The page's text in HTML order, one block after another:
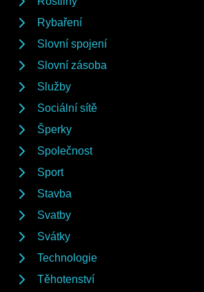
Rybaření
Slovní spojení
Slovní zásoba
Služby
Sociální sítě
Šperky
Společnost
Sport
Stavba
Svatby
Svátky
Technologie
Těhotenství